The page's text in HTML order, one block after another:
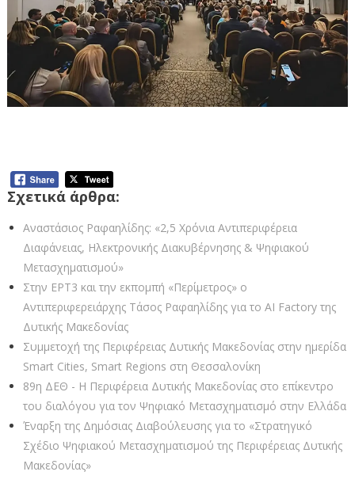
Σχετικά άρθρα:
Αναστάσιος Ραφαηλίδης: «2,5 Χρόνια Αντιπεριφέρεια
Διαφάνειας, Ηλεκτρονικής Διακυβέρνησης & Ψηφιακού
Μετασχηματισμού»
Στην ΕΡΤ3 και την εκπομπή «Περίμετρος» ο
Αντιπεριφερειάρχης Τάσος Ραφαηλίδης για το AI Factory της
Δυτικής Μακεδονίας
Συμμετοχή της Περιφέρειας Δυτικής Μακεδονίας στην ημερίδα
Smart Cities, Smart Regions στη Θεσσαλονίκη
89η ΔΕΘ - Η Περιφέρεια Δυτικής Μακεδονίας στο επίκεντρο
του διαλόγου για τον Ψηφιακό Μετασχηματισμό στην Ελλάδα
Έναρξη της Δημόσιας Διαβούλευσης για το «Στρατηγικό
Σχέδιο Ψηφιακού Μετασχηματισμού της Περιφέρειας Δυτικής
Μακεδονίας»